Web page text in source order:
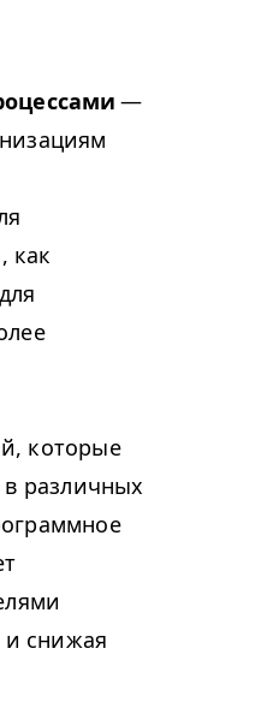
—
как
которые
в различных
снижая